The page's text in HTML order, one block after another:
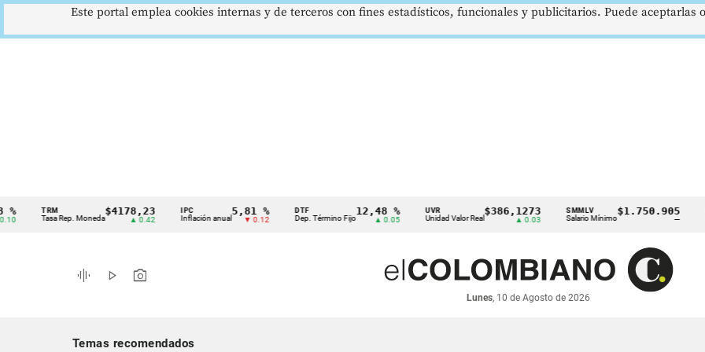
Cintillo
indicadores
económicos
TRM
Tasa Rep. Moneda
$4178,23
▲ 0.42
IPC
Inflación anual
5,81 %
▼ 0.12
DTF
Dep. Término Fijo
12,48 %
▲ 0.05
UVR
Unidad Valor Real
$386,1273
▲ 0.03
SMMLV
Salario Mínimo
$1.750.905 BRENT
Petróleo
graphic_eq play_arrow photo_camera
Lunes, 10 de Agosto de 2026
Temas recomendados
Este portal emplea cookies internas y de terceros con fines estadísticos, funcionales y publicitarios. Puede aceptarlas